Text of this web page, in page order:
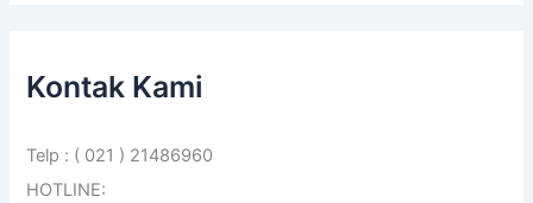
Kontak Kami
Telp : ( 021 ) 21486960
HOTLINE: